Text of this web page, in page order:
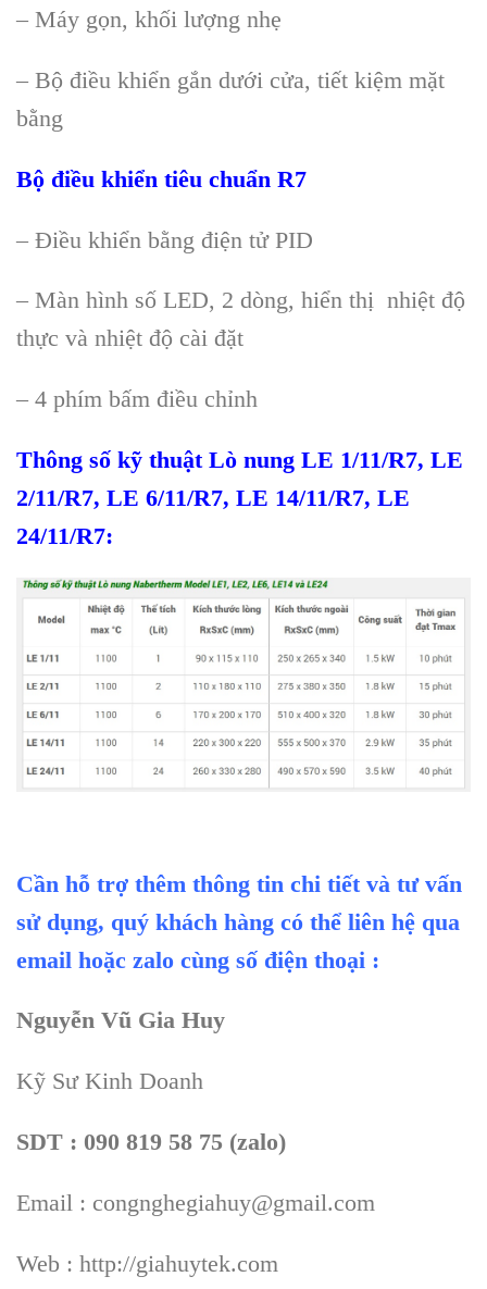
– Máy gọn, khối lượng nhẹ
– Bộ điều khiển gắn dưới cửa, tiết kiệm mặt
bằng
Bộ điều khiển tiêu chuẩn R7
– Điều khiển bằng điện tử PID
– Màn hình số LED, 2 dòng, hiển thị nhiệt độ
thực và nhiệt độ cài đặt
– 4 phím bấm điều chỉnh
Thông số kỹ thuậtLò nung LE 1/11/R7, LE
2/11/R7, LE 6/11/R7, LE 14/11/R7, LE
24/11/R7:
Cần hỗ trợ thêm thông tin chi tiết và tư vấn
sử dụng, quý khách hàng có thể liên hệ qua
email hoặc zalo cùng số điện thoại :
Nguyễn Vũ Gia Huy
Kỹ Sư Kinh Doanh
SDT : 090 819 58 75 (zalo)
Email : congnghegiahuy@gmail.com
Web : http://giahuytek.com